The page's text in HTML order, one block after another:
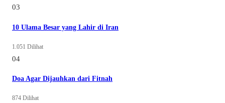
03
10 Ulama Besar yang Lahir di Iran
1.051 Dilihat
04
Doa Agar Dijauhkan dari Fitnah
874 Dilihat